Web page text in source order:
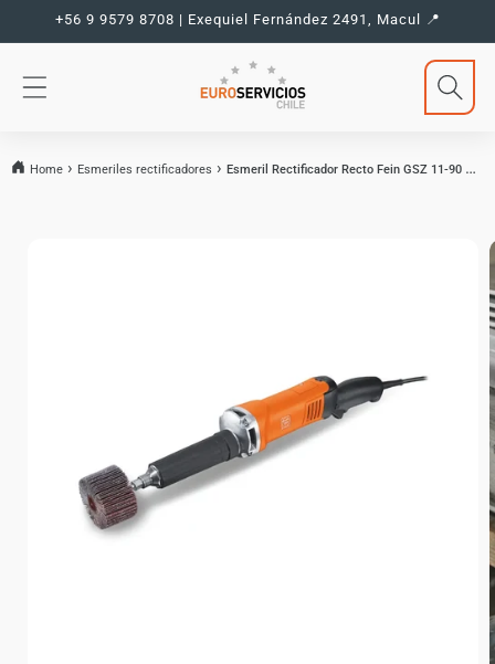
directamente
al contenido
+56 9 9579 8708 | Exequiel Fernández 2491, Macul 📍
Home Esmeriles rectificadores Esmeril Rectificador Recto Fein GSZ 11-90 PERL